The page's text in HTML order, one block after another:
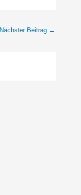
Nächster Beitrag →